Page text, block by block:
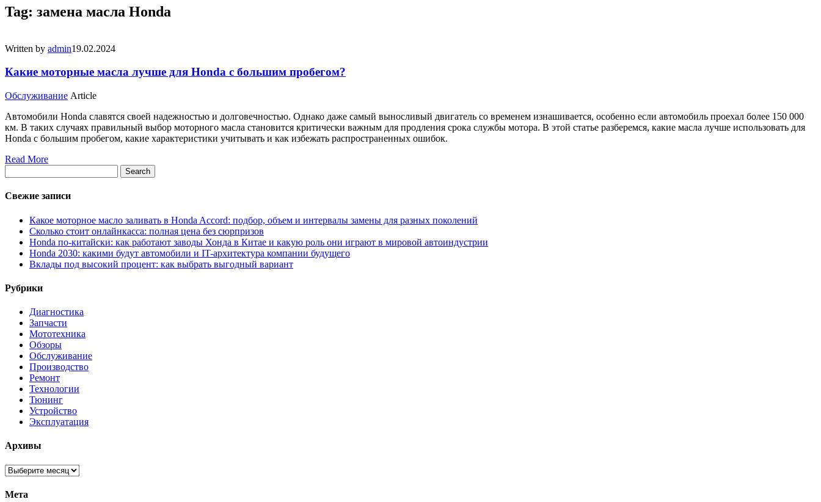
Tag: замена масла Honda
Written by admin19.02.2024
Какие моторные масла лучше для Honda с большим пробегом?
Обслуживание Article
Автомобили Honda славятся своей надежностью и долговечностью. Однако даже самый выносливый двигатель со временем изнашивается, особенно если автомобиль проехал более 150 000
км. В таких случаях правильный выбор моторного масла становится критически важным для продления срока службы мотора. В этой статье разберемся, какие масла лучше использовать для
Honda с большим пробегом, какие характеристики учитывать и как избежать распространенных ошибок.
Read More
Свежие записи
Какое моторное масло заливать в Honda Accord: подбор, объем и интервалы замены для разных поколений
Сколько стоит онлайнкасса: полная цена без сюрпризов
Honda по-китайски: как работают заводы Хонда в Китае и какую роль они играют в мировой автоиндустрии
Honda 2030: какими будут автомобили и IT-архитектура компании будущего
Вклады под высокий процент: как выбрать выгодный вариант
Рубрики
Диагностика
Запчасти
Мототехника
Обзоры
Обслуживание
Производство
Ремонт
Технологии
Тюнинг
Устройство
Эксплуатация
Архивы
Архивы
Мета